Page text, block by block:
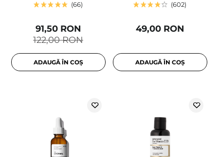
66
122,00 RON
91,50 RON
ADAUGĂ ÎN COȘ
602
49,00 RON
ADAUGĂ ÎN COȘ